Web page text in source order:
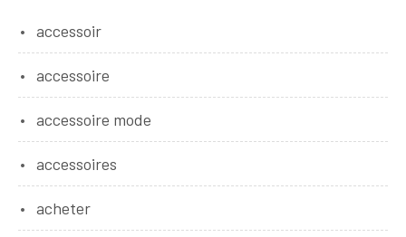
accessoir
accessoire
accessoire mode
accessoires
acheter